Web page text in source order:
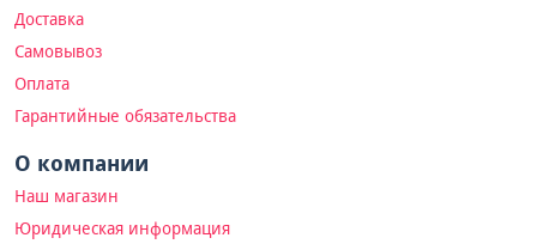
Доставка
Самовывоз
Оплата
Гарантийные обязательства
О компании
Наш магазин
Юридическая информация